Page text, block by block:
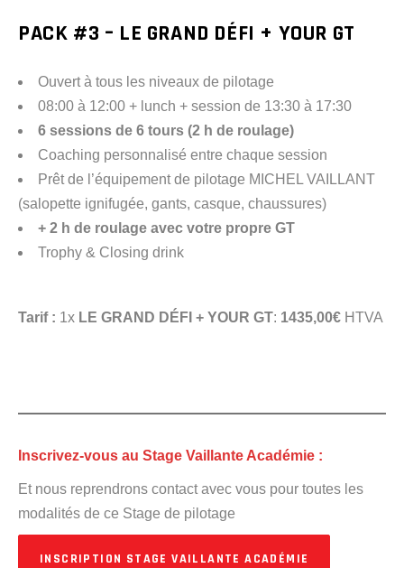
PACK #3 – LE GRAND DÉFI + YOUR GT
Ouvert à tous les niveaux de pilotage
08:00 à 12:00 + lunch + session de 13:30 à 17:30
6 sessions de 6 tours (2 h de roulage)
Coaching personnalisé entre chaque session
Prêt de l’équipement de pilotage MICHEL VAILLANT
(salopette ignifugée, gants, casque, chaussures)
+ 2 h de roulage avec votre propre GT
Trophy & Closing drink
Tarif : 1x LE GRAND DÉFI + YOUR GT: 1435,00€ HTVA
Inscrivez-vous au Stage Vaillante Académie :
Et nous reprendrons contact avec vous pour toutes les
modalités de ce Stage de pilotage
INSCRIPTION STAGE VAILLANTE ACADÉMIE